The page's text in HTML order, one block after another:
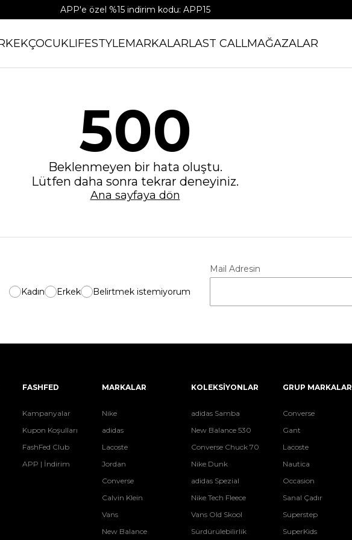
APP'e özel %15 indirim kodu: APP15
ÇOCUKLIFESTYLEMARKALARLAST CALLMAĞAZALAR
500
Beklenmeyen bir hata oluştu.
Lütfen daha sonra tekrar deneyiniz.
Ana sayfaya dön
Kadın Erkek Belirtmek istemiyorum
Mail Adresin
FASHFED
Kampanyalar
Kupon Koşulları
FashFed Club
APP | İndirim
MARKALAR
Nike
adidas
Lacoste
Jordan
Converse
Calvin Klein
Vans
New Balance
KOLEKSİYONLAR
adidas Samba
New Balance 530
Converse Chuck 70
Nike Dunk
adidas Spezial
Nike Tech Fleece
Vans Old Skool
Sürdürülebilirlik
GRUP MARKALAR
Converse
Gant
Lacoste
Nautica
Occasion
Sanal Çadır
Superstep
SuperKids